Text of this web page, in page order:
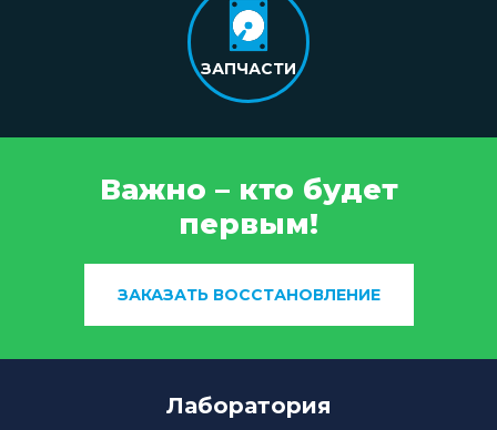
ЗАПЧАСТИ
Важно – кто будет
первым!
ЗАКАЗАТЬ ВОССТАНОВЛЕНИЕ
Лаборатория